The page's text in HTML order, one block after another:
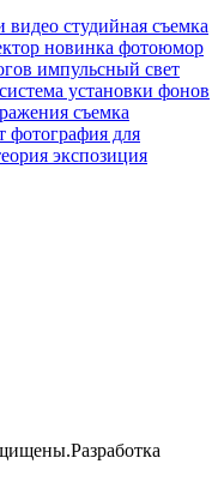
видео студийная съемка
новинка фотоюмор
импульсный свет
система установки фонов
съемка
фотография для
экспозиция
Разработка